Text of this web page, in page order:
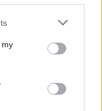
my
(@napolimagazine)